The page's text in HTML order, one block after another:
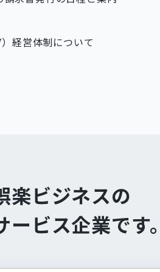
経営体制について
楽ビジネスの
ービス企業です